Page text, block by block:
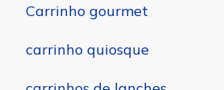
Carrinho gourmet
carrinho quiosque